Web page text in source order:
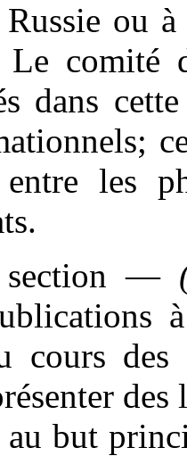
ou à
Le comité
dans
entre les
section —
cours des
au but